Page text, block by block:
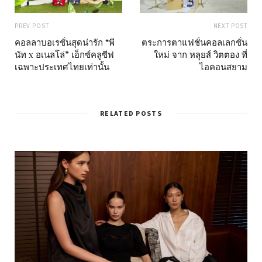
PREV POST
คอลลาบอเรชั่นสุดน่ารัก “พี
นัท x อเนลโล่” เอ็กซ์คลูซีฟ
เฉพาะประเทศไทยเท่านั้น
NEXT POST
ตระการตาแฟชั่นคอลเลกชั่น
ใหม่ จาก หลุยส์ วิตตอง ที่
ไอคอนสยาม
RELATED POSTS